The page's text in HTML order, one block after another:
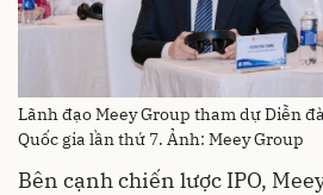
Lãnh đạo Meey Group tham dự Diễn
Quốc gia lần thứ 7. Ảnh: Meey Group
Bên cạnh chiến lược IPO,